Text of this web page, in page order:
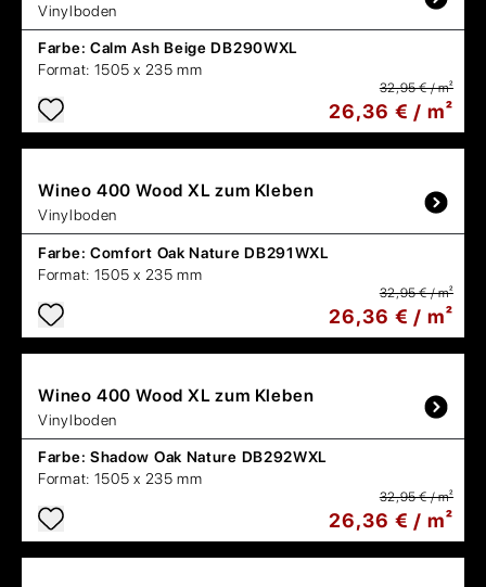
Vinylboden
Farbe: Calm Ash Beige DB290WXL
Format: 1505 x 235 mm
32,95 € / m²
26,36 € / m²
Wineo 400 Wood XL zum Kleben
Vinylboden
Farbe: Comfort Oak Nature DB291WXL
Format: 1505 x 235 mm
32,95 € / m²
26,36 € / m²
Wineo 400 Wood XL zum Kleben
Vinylboden
Farbe: Shadow Oak Nature DB292WXL
Format: 1505 x 235 mm
32,95 € / m²
26,36 € / m²